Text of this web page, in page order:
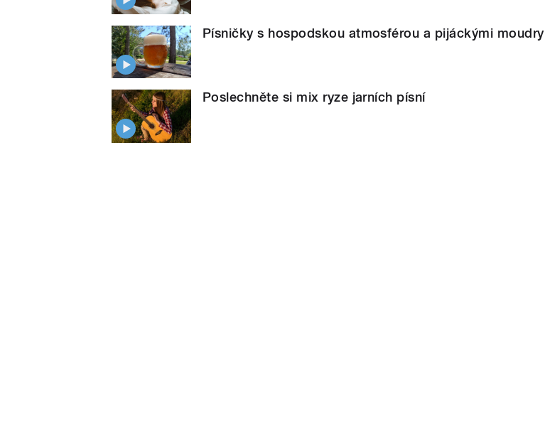
Písničky s hospodskou atmosférou a pijáckými moudry
Poslechněte si mix ryze jarních písní